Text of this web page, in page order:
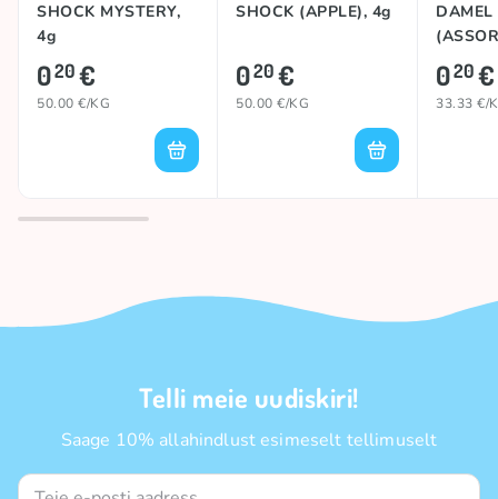
SHOCK MYSTERY,
4g
020€
50.00 €/KG
SHOCK (APPLE), 4g
020€
50.00 €/KG
DAMEL
020€
33.33 €/
Telli meie uudiskiri!
Saage 10% allahindlust esimeselt tellimuselt